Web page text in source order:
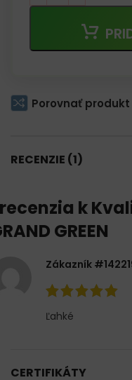
Porovnať produkt
RECENZIE (1)
recenzia k
GREEN
Zákazník
Ľahké
CERTIFIKÁTY